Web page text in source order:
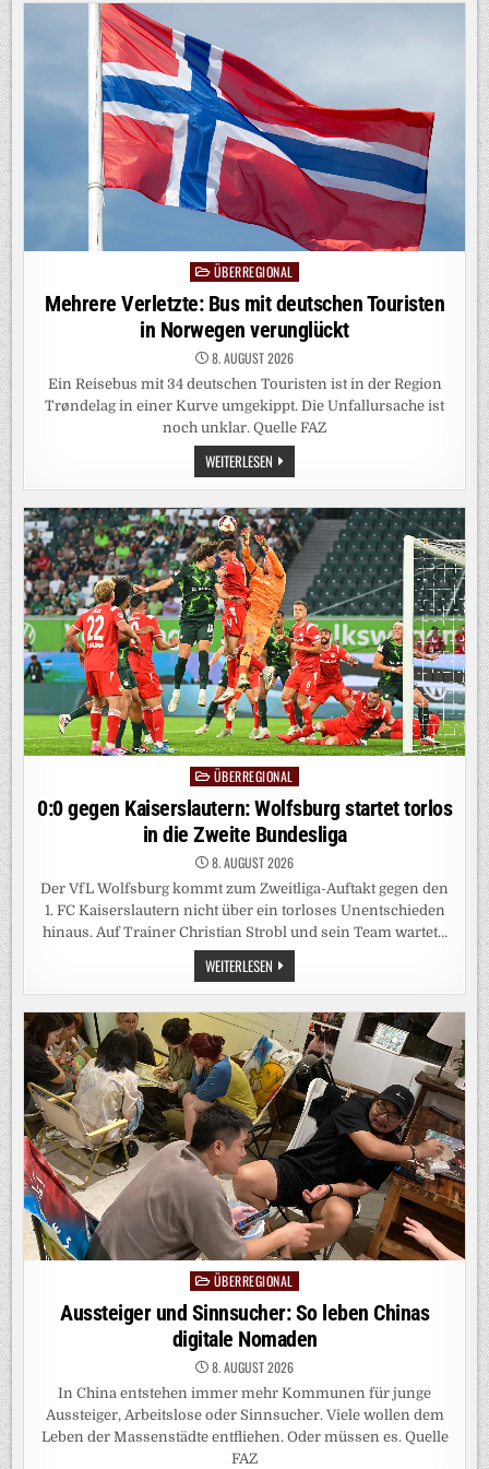
PostedÜBERREGIONAL
Mehrere Verletzte: Bus mit deutschen Touristen
in Norwegen verunglückt
8. AUGUST 2026
Ein Reisebus mit 34 deutschen Touristen ist in der Region
Trøndelag in einer Kurve umgekippt. Die Unfallursache ist
noch unklar. Quelle FAZ
WEITERLESEN MEHRERE
VERLETZTE:
BUS
MIT
DEUTSCHEN
TOURISTEN
IN
NORWEGEN
VERUNGLÜCKT
Posted
in
ÜBERREGIONAL
0:0 gegen Kaiserslautern: Wolfsburg startet torlos
in die Zweite Bundesliga
8. AUGUST 2026
Der VfL Wolfsburg kommt zum Zweitliga-Auftakt gegen den
1. FC Kaiserslautern nicht über ein torloses Unentschieden
hinaus. Auf Trainer Christian Strobl und sein Team wartet…
WEITERLESEN 0:0
GEGEN
KAISERSLAUTERN:
WOLFSBURG
STARTET
TORLOS
IN
DIE
ZWEITE
BUNDESLIGA
Posted
in
ÜBERREGIONAL
Aussteiger und Sinnsucher: So leben Chinas
digitale Nomaden
8. AUGUST 2026
In China entstehen immer mehr Kommunen für junge
Aussteiger, Arbeitslose oder Sinnsucher. Viele wollen dem
Leben der Massenstädte entfliehen. Oder müssen es. Quelle
FAZ